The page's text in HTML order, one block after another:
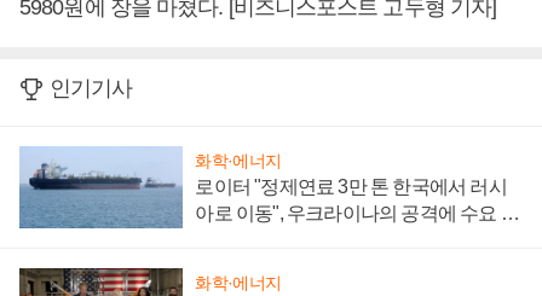
5980원에 장을 마쳤다. [비즈니스포스트 고두형 기자]
인기기사
화학·에너지
로이터 "정제연료 3만 톤 한국에서 러시
아로 이동", 우크라이나의 공격에 수요 늘
화학·에너지